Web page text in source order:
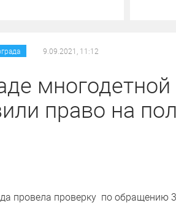
9.09.2021, 11:12
право на
провела проверку по обращению